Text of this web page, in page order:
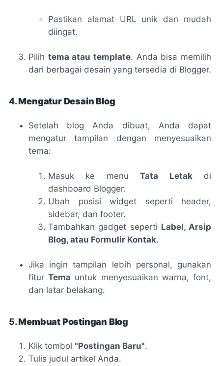
Pastikan alamat URL unik dan mudah
diingat.
Pilih tema atau template. Anda bisa memilih
dari berbagai desain yang tersedia di Blogger.
4.Mengatur Desain Blog
Setelah blog Anda dibuat, Anda dapat
mengatur tampilan dengan menyesuaikan
tema:
Masuk ke menuTata Letakdi
dashboard Blogger.
Ubah posisi widget seperti header,
sidebar, dan footer.
Tambahkan gadget seperti Label, Arsip
Blog, atau Formulir Kontak.
Jika ingin tampilan lebih personal, gunakan
fiturTema untuk menyesuaikan warna, font,
dan latar belakang.
5.Membuat Postingan Blog
Klik tombol "Postingan Baru".
Tulis judul artikel Anda.